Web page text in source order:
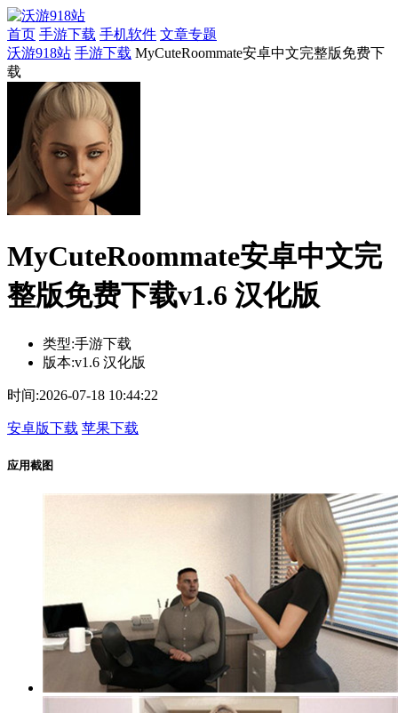
首页 手游下载 手机软件 文章专题
沃游918站 手游下载 MyCuteRoommate安卓中文完整版免费下
载
MyCuteRoommate安卓中文完
整版免费下载v1.6 汉化版
类型:手游下载
版本:v1.6 汉化版
时间:2026-07-18 10:44:22
安卓版下载 苹果下载
应用截图